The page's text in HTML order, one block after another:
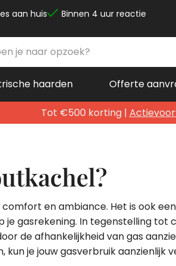
aan huis Binnen 4 uur reactie
haarden Offerte
Tot €500 korting |
en ambiance. Het is ook
gasrekening. In tegenstelling
de afhankelijkheid van gas
je jouw gasverbruik aanzienlijk